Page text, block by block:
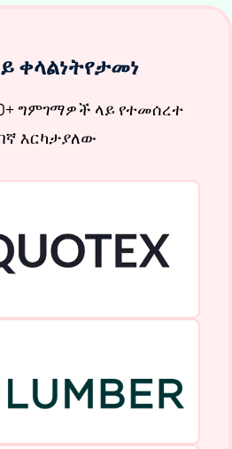
ቀላልነትየታመነ
ግምገማዎች ላይ የተመሰረተ
እርካታያለው